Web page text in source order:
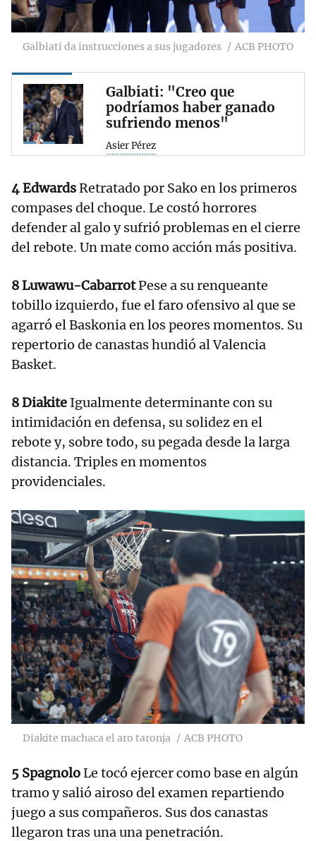
Galbiati da instrucciones a sus jugadores ACB PHOTO
Galbiati: "Creo que
podríamos haber ganado
sufriendo menos"
Asier Pérez
4 EdwardsRetratado por Sako en los primeros
compases del choque. Le costó horrores
defender al galo y sufrió problemas en el cierre
del rebote. Un mate como acción más positiva.
8 Luwawu-CabarrotPese a su renqueante
tobillo izquierdo, fue el faro ofensivo al que se
agarró el Baskonia en los peores momentos. Su
repertorio de canastas hundió al Valencia
Basket.
8 Diakite Igualmente determinante con su
intimidación en defensa, su solidez en el
rebote y, sobre todo, su pegada desde la larga
distancia. Triples en momentos
providenciales.
Diakite machaca el aro taronja ACB PHOTO
5 SpagnoloLe tocó ejercer como base en algún
tramo y salió airoso del examen repartiendo
juego a sus compañeros. Sus dos canastas
llegaron tras una una penetración.